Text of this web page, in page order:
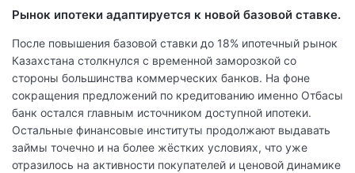
Рынок ипотеки адаптируется к новой базовой ставке.
После повышения базовой ставки до 18% ипотечный рынок
Казахстана столкнулся с временной заморозкой со
стороны большинства коммерческих банков. На фоне
сокращения предложений по кредитованию именно Отбасы
банк остался главным источником доступной ипотеки.
Остальные финансовые институты продолжают выдавать
займы точечно и на более жёстких условиях, что уже
отразилось на активности покупателей и ценовой динамике